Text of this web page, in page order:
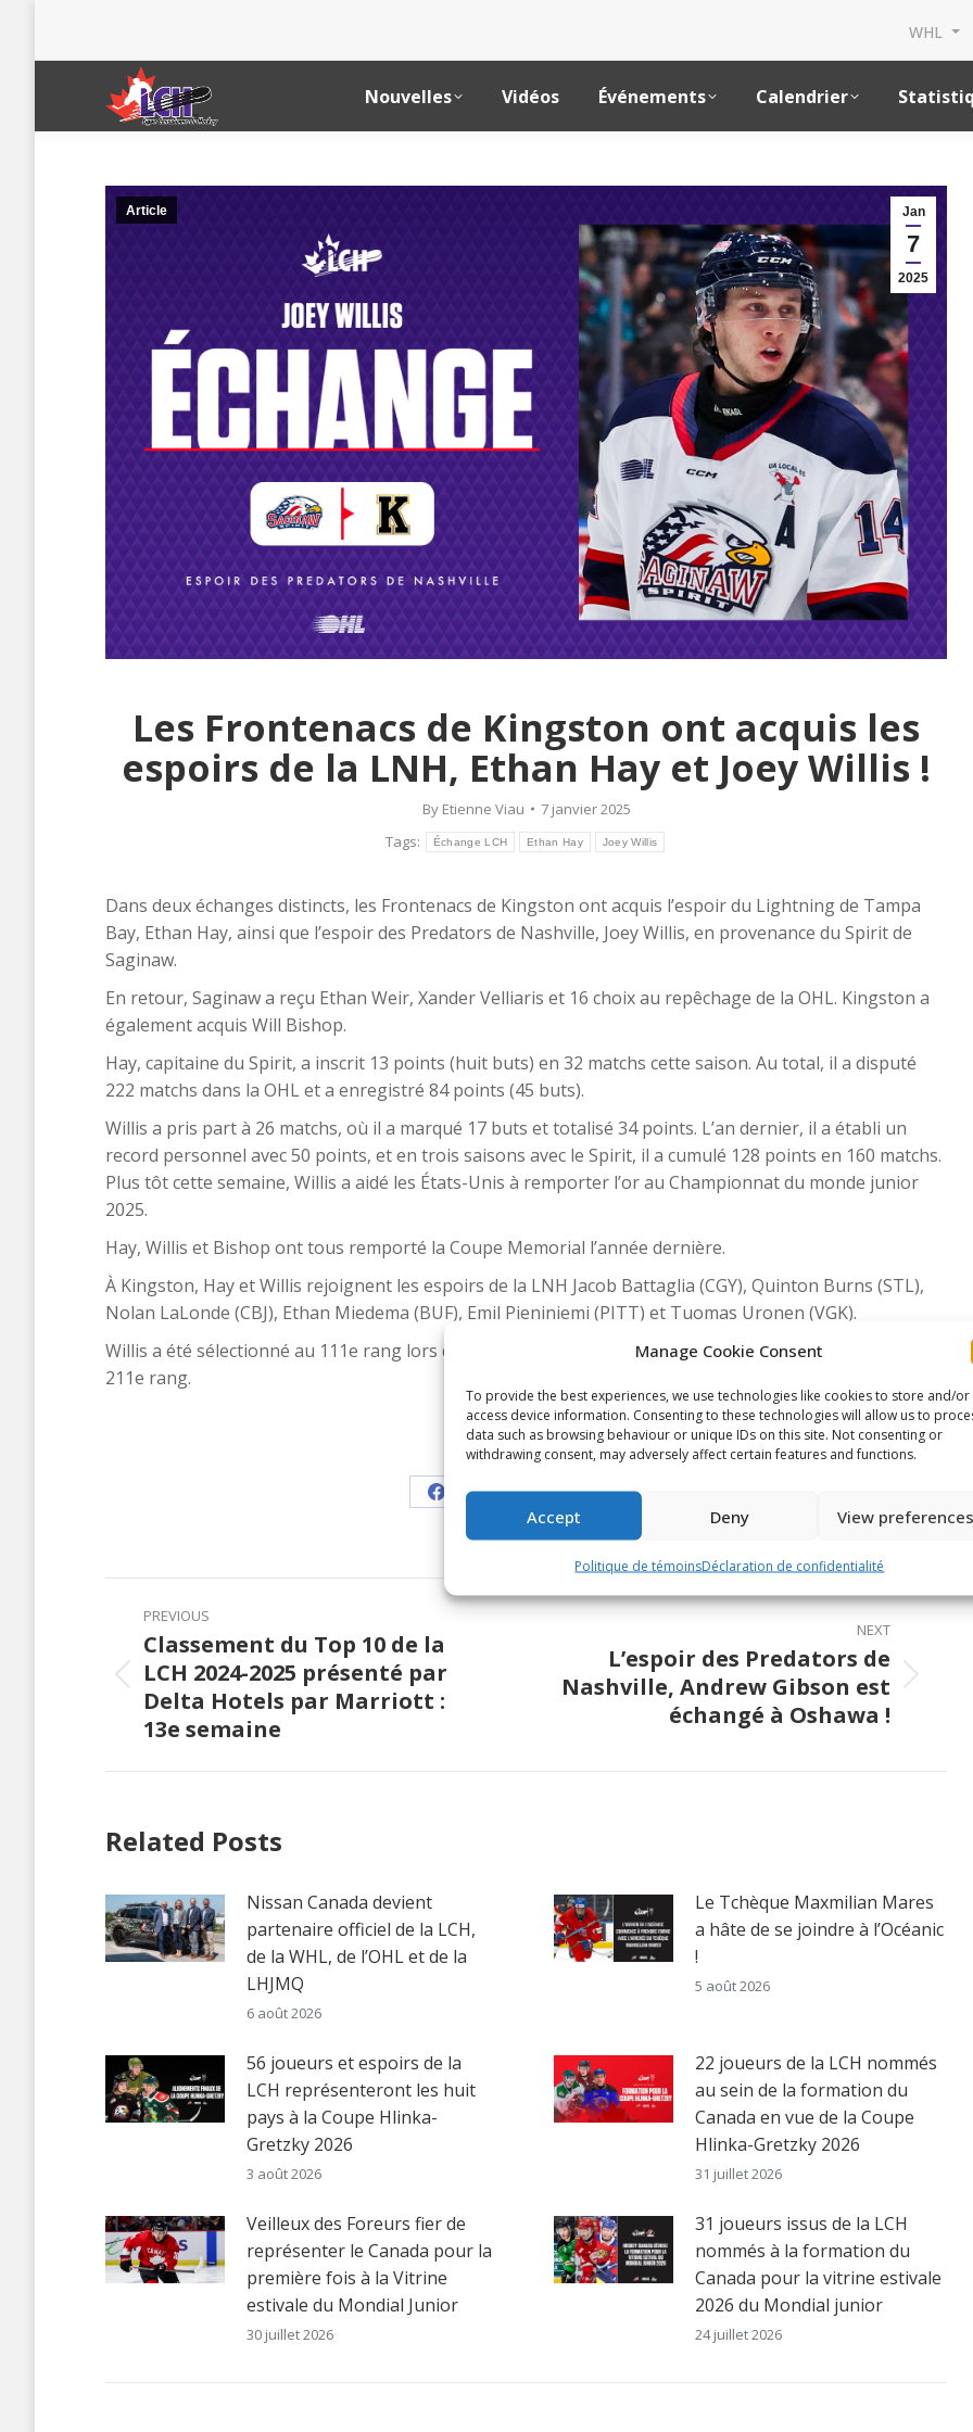
Manage Cookie Consent
To provide the best experiences, we use technologies like cookies to store and/or
access device information. Consenting to these technologies will allow us to
data such as browsing behaviour or unique IDs on this site. Not consenting or
withdrawing consent, may adversely affect certain features and functions.
Accept Deny View preferences
Politique de témoinsDéclaration de confidentialité
WHL
Nouvelles Vidéos Événements Calendrier
Jan
7
2025
Article
Les Frontenacs de Kingston ont acquis les
espoirs de la LNH, Ethan Hay et Joey Willis !
By Etienne Viau
7 janvier 2025
Tags:
Échange LCH Ethan Hay Joey Willis
Dans deux échanges distincts, les Frontenacs de Kingston ont acquis l’espoir du Lightning de Tampa
Bay, Ethan Hay, ainsi que l’espoir des Predators de Nashville, Joey Willis, en provenance du Spirit de
Saginaw.
En retour, Saginaw a reçu Ethan Weir, Xander Velliaris et 16 choix au repêchage de la OHL. Kingston a
également acquis Will Bishop.
Hay, capitaine du Spirit, a inscrit 13 points (huit buts) en 32 matchs cette saison. Au total, il a disputé
222 matchs dans la OHL et a enregistré 84 points (45 buts).
Willis a pris part à 26 matchs, où il a marqué 17 buts et totalisé 34 points. L’an dernier, il a établi un
record personnel avec 50 points, et en trois saisons avec le Spirit, il a cumulé 128 points en 160 matchs.
Plus tôt cette semaine, Willis a aidé les États-Unis à remporter l’or au Championnat du monde junior
2025.
Hay, Willis et Bishop ont tous remporté la Coupe Memorial l’année dernière.
À Kingston, Hay et Willis rejoignent les espoirs de la LNH Jacob Battaglia (CGY), Quinton Burns (STL),
Nolan LaLonde (CBJ), Ethan Miedema (BUF), Emil Pieniniemi (PITT) et Tuomas Uronen (VGK).
Willis a été sélectionné au 111e rang lors du repêchage de la LNH 2023, tandis que Hay a été choisi au
211e rang.
Share This Article
Share
Facebook
Share
on
Share
on
Pinterest
Share
on
LinkedIn
Post
navigation
PREVIOUS
Previous
post:
Classement du Top 10 de la
LCH 2024-2025 présenté par
Delta Hotels par Marriott :
13e semaine
NEXT
Next
L’espoir des Predators de
Nashville, Andrew Gibson est
échangé à Oshawa !
Related Posts
Nissan Canada devient
partenaire officiel de la LCH,
de la WHL, de l’OHL et de la
LHJMQ
6 août 2026
Le Tchèque Maxmilian Mares
a hâte de se joindre à l’Océanic
!
5 août 2026
56 joueurs et espoirs de la
LCH représenteront les huit
pays à la Coupe Hlinka-
Gretzky 2026
3 août 2026
22 joueurs de la LCH nommés
au sein de la formation du
Canada en vue de la Coupe
Hlinka-Gretzky 2026
31 juillet 2026
Veilleux des Foreurs fier de
représenter le Canada pour la
première fois à la Vitrine
estivale du Mondial Junior
30 juillet 2026
31 joueurs issus de la LCH
nommés à la formation du
Canada pour la vitrine estivale
2026 du Mondial junior
24 juillet 2026